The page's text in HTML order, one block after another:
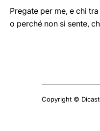
Pregate per me, e chi
o perché non si sente,
Copyright ©